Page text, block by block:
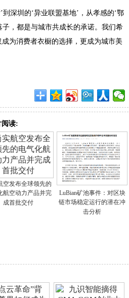
深圳的‘异业联盟基地’，从孝感的‘鄂
子，都是与城市共成长的承诺。我们希
为消费者衣橱的选择，更成为城市美
阅读:
空发布全球领先的
航空动力产品并完
成首批交付
LuBian矿池事件：对区块
链市场稳定运行的潜在冲
击分析